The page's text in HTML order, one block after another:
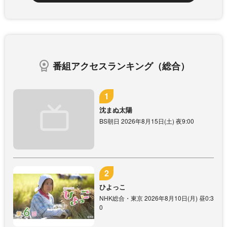
番組アクセスランキング（総合）
沈まぬ太陽
BS朝日 2026年8月15日(土) 夜9:00
ひよっこ
NHK総合・東京 2026年8月10日(月) 昼0:3
0